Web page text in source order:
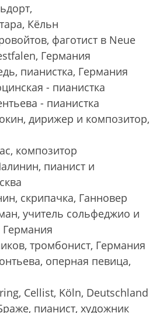
Кёльн
фаготист в Neue
Германия
пианистка, Германия
- пианистка
- пианистка
дирижер и композитор,
композитор
пианист и
скрипачка, Ганновер
учитель сольфеджио и
Германия
тромбонист, Германия
оперная певица,
Cellist, Köln, Deutschland
пианист, художник